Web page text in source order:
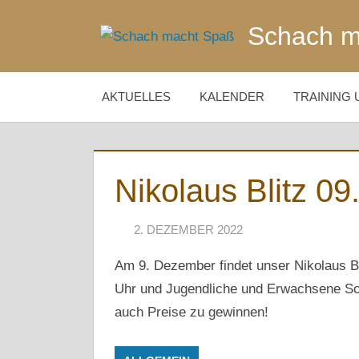
Schach
AKTUELLES KALENDER TRAINING
Nikolaus Blitz
2. DEZEMBER 2022
Am 9. Dezember findet unser Nikolaus
Uhr und Jugendliche und Erwachsene
auch Preise zu gewinnen!